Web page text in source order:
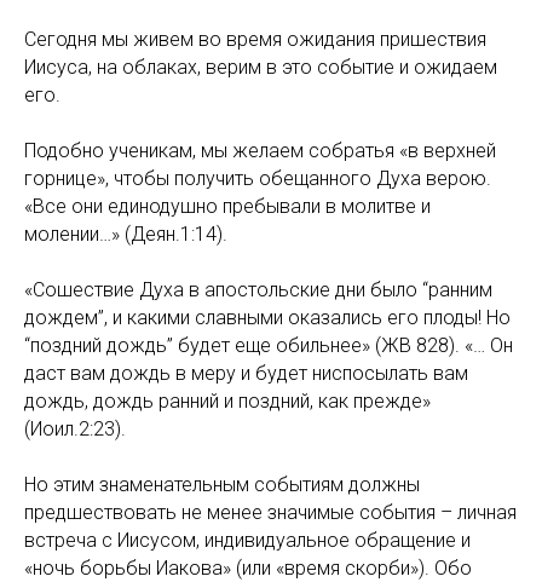
Сегодня мы живем во время ожидания пришествия
Иисуса, на облаках, верим в это событие и ожидаем
его.
Подобно ученикам, мы желаем собратья «в верхней
горнице», чтобы получить обещанного Духа верою.
«Все они единодушно пребывали в молитве и
молении…» (Деян.1:14).
«Сошествие Духа в апостольские дни было “ранним
дождем”, и какими славными оказались его плоды! Но
“поздний дождь” будет еще обильнее» (ЖВ 828). «… Он
даст вам дождь в меру и будет ниспосылать вам
дождь, дождь ранний и поздний, как прежде»
(Иоил.2:23).
Но этим знаменательным событиям должны
предшествовать не менее значимые события – личная
встреча с Иисусом, индивидуальное обращение и
«ночь борьбы Иакова» (или «время скорби»). Обо